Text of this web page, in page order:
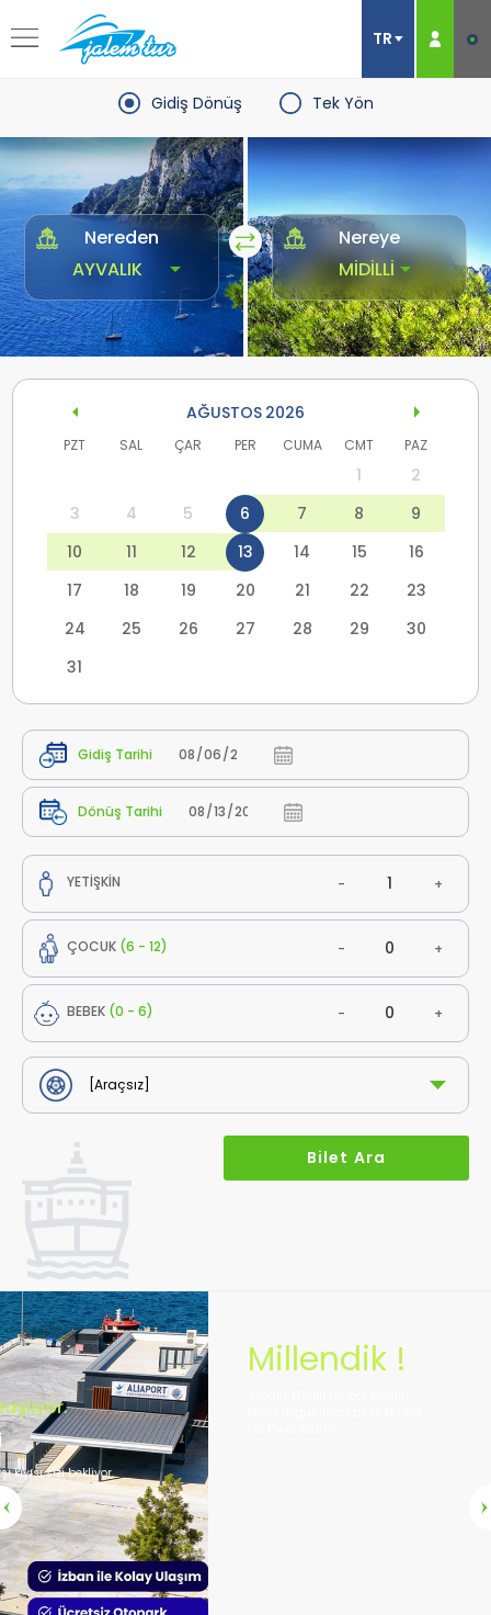
Gidiş Dönüş Tek Yön
Nereden Nereye
AĞUSTOS 2026
PZT SAL ÇAR PER CUMA CMT PAZ
1
2
3
4 5 6 7 8
9
10
11 12 13 14 15
16
17
18 19 20 21 22
23
24
25 26 27 28 29
30
31
Gidiş Tarihi
Dönüş Tarihi
YETİŞKİN - +
ÇOCUK (6 - 12) - +
BEBEK (0 - 6) - +
Millendik !
Ayvalık Midilli Feribot Biletini
Mobil Uygulamadan Al, Bol Bol
Mil Puan Kazan